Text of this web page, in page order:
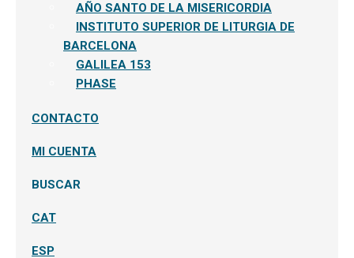
AÑO SANTO DE LA MISERICORDIA
INSTITUTO SUPERIOR DE LITURGIA DE
BARCELONA
GALILEA 153
PHASE
CONTACTO
MI CUENTA
BUSCAR
CAT
ESP